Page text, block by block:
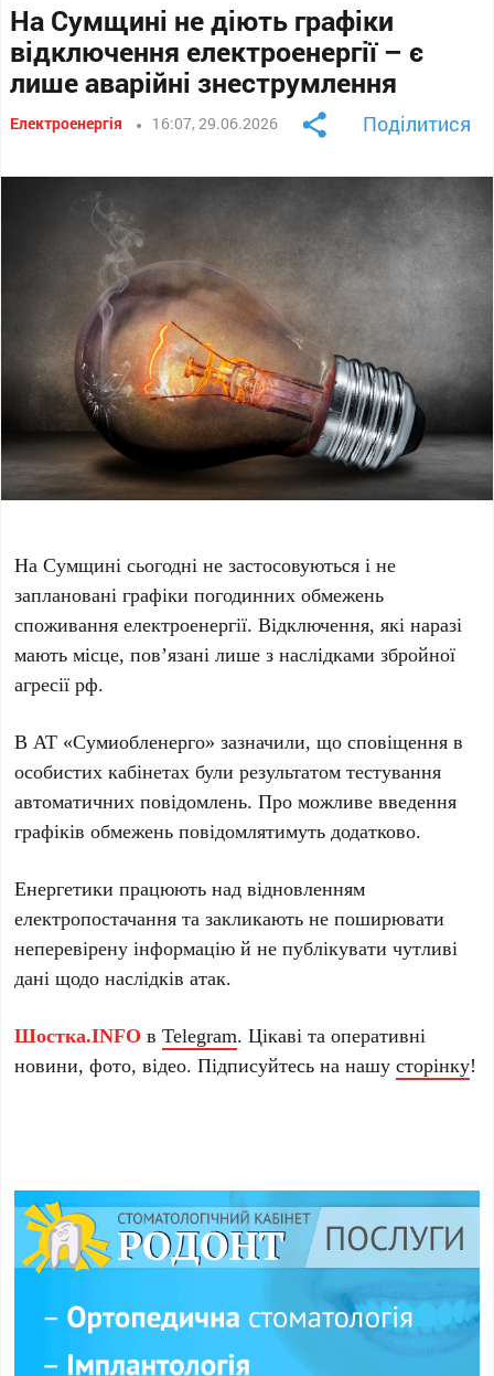
На Сумщині не діють графіки
відключення електроенергії – є
лише аварійні знеструмлення
Електроенергія 16:07, 29.06.2026 Поділитися
На Сумщині сьогодні не застосовуються і не
заплановані графіки погодинних обмежень
споживання електроенергії. Відключення, які наразі
мають місце, пов’язані лише з наслідками збройної
агресії рф.
В АТ «Сумиобленерго» зазначили, що сповіщення в
особистих кабінетах були результатом тестування
автоматичних повідомлень. Про можливе введення
графіків обмежень повідомлятимуть додатково.
Енергетики працюють над відновленням
електропостачання та закликають не поширювати
неперевірену інформацію й не публікувати чутливі
дані щодо наслідків атак.
Шостка.INFO вTelegram. Цікаві та оперативні
новини, фото, відео. Підписуйтесь на нашусторінку!